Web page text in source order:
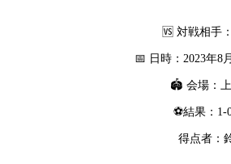
🆚 対戦相手
📅 日時：2023年8
🏟 会場：
⚽結果：1-
得点者：